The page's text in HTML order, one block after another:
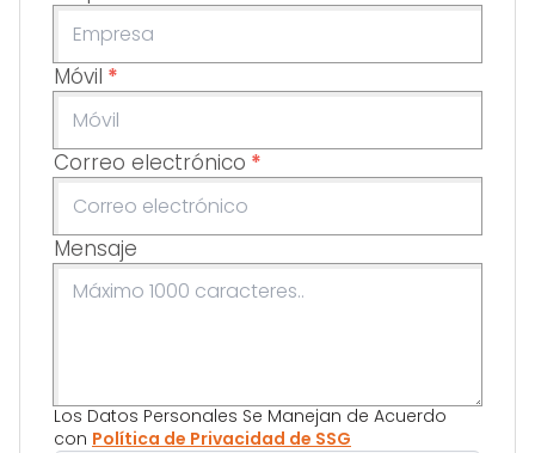
Móvil *
Correo electrónico *
Mensaje
Los Datos Personales Se Manejan de Acuerdo
con Política de Privacidad de SSG